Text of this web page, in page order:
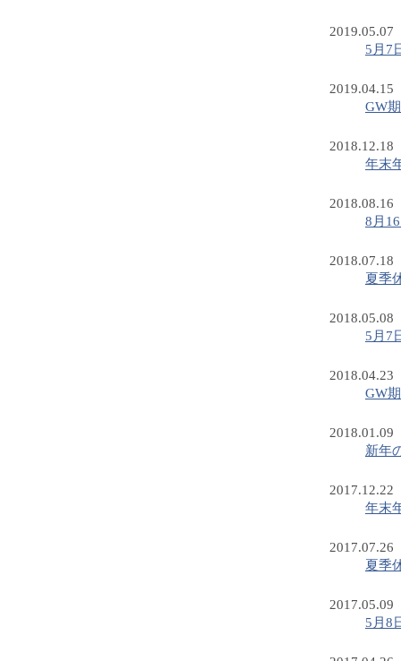
2019.05.07
5月7
2019.04.15
GW
2018.12.18
年末
2018.08.16
8月
2018.07.18
夏季
2018.05.08
5月7
2018.04.23
GW
2018.01.09
新年
2017.12.22
年末
2017.07.26
夏季
2017.05.09
5月8